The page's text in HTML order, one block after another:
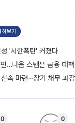
히보기
'시한폭탄' 커졌다
…다음 스텝은 금융 대책
속 마련⋯장기 채무 과
0 0